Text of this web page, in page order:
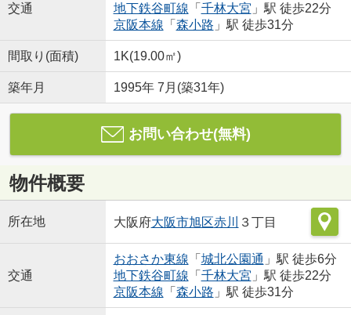
交通
地下鉄谷町線 「 千林大宮 」駅 徒歩22分
京阪本線 「 森小路 」駅 徒歩31分
間取り(面積) 1K(19.00㎡)
築年月 1995年 7月(築31年)
お問い合わせ(無料)
物件概要
所在地 大阪府大阪市旭区赤川 ３丁目
交通
おおさか東線 「 城北公園通 」駅 徒歩6分
地下鉄谷町線 「 千林大宮 」駅 徒歩22分
京阪本線 「 森小路 」駅 徒歩31分